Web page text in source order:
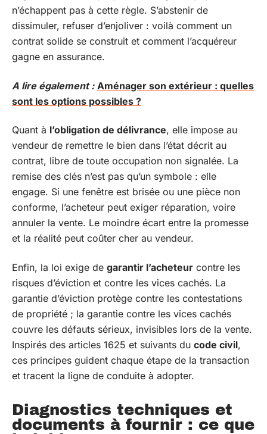
n’échappent pas à cette règle. S’abstenir de
dissimuler, refuser d’enjoliver : voilà comment un
contrat solide se construit et comment l’acquéreur
gagne en assurance.
A lire également : Aménager son extérieur : quelles
sont les options possibles ?
Quant à l’obligation de délivrance, elle impose au
vendeur de remettre le bien dans l’état décrit au
contrat, libre de toute occupation non signalée. La
remise des clés n’est pas qu’un symbole : elle
engage. Si une fenêtre est brisée ou une pièce non
conforme, l’acheteur peut exiger réparation, voire
annuler la vente. Le moindre écart entre la promesse
et la réalité peut coûter cher au vendeur.
Enfin, la loi exige de garantir l’acheteur contre les
risques d’éviction et contre les vices cachés. La
garantie d’éviction protège contre les contestations
de propriété ; la garantie contre les vices cachés
couvre les défauts sérieux, invisibles lors de la vente.
Inspirés des articles 1625 et suivants du code civil,
ces principes guident chaque étape de la transaction
et tracent la ligne de conduite à adopter.
Diagnostics techniques et
documents à fournir : ce que